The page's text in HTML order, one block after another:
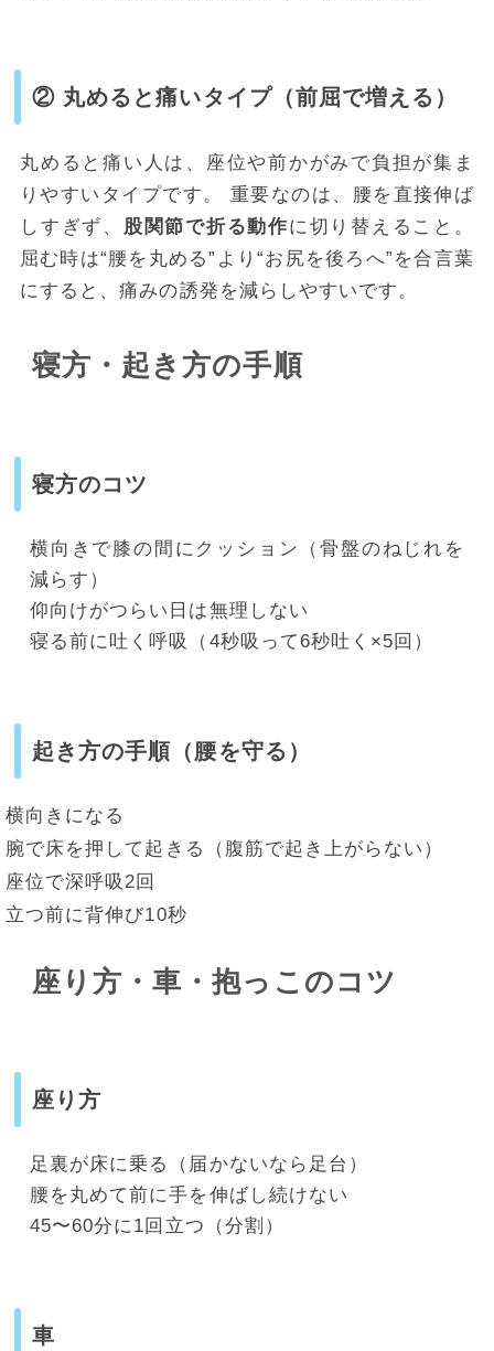
② 丸めると痛いタイプ（前屈で増える）
丸めると痛い人は、座位や前かがみで負担が集ま
りやすいタイプです。 重要なのは、腰を直接伸ば
しすぎず、
股関節で折る動作に切り替えること。
屈む時は“腰を丸める”より“お尻を後ろへ”を合言葉
にすると、痛みの誘発を減らしやすいです。
寝方・起き方の手順
寝方のコツ
横向きで膝の間にクッション（骨盤のねじれを
減らす）
仰向けがつらい日は無理しない
寝る前に吐く呼吸（4秒吸って6秒吐く×5回）
起き方の手順（腰を守る）
横向きになる
腕で床を押して起きる（腹筋で起き上がらない）
座位で深呼吸2回
立つ前に背伸び10秒
座り方・車・抱っこのコツ
座り方
足裏が床に乗る（届かないなら足台）
腰を丸めて前に手を伸ばし続けない
45〜60分に1回立つ（分割）
車